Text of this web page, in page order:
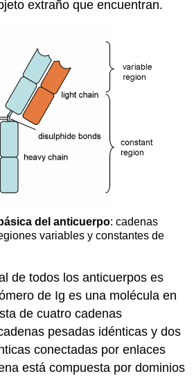
extraño que encuentran.
del anticuerpo: cadenas
variables y constantes de
de todos los anticuerpos es
de Ig es una molécula en
de cuatro cadenas
pesadas idénticas y dos
conectadas por enlaces
está compuesta por dominios